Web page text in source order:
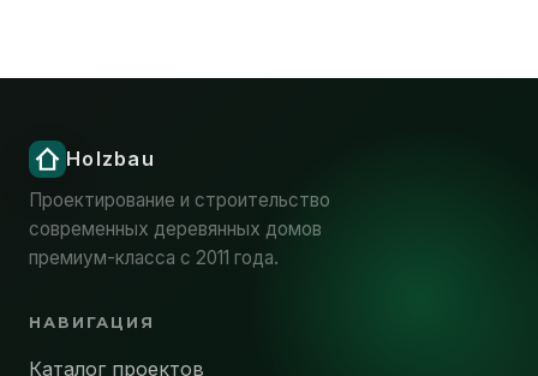
Проектирование и строительство
современных деревянных домов
премиум-класса с 2011 года.
НАВИГАЦИЯ
Каталог проектов